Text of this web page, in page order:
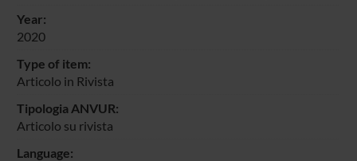
Year:
2020
Type of item:
Articolo in Rivista
Tipologia ANVUR:
Articolo su rivista
Language: